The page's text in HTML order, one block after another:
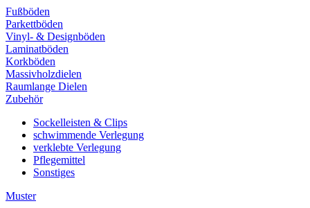
Fußböden
Parkettböden
Vinyl- & Designböden
Laminatböden
Korkböden
Massivholzdielen
Raumlange Dielen
Zubehör
Sockelleisten & Clips
schwimmende Verlegung
verklebte Verlegung
Pflegemittel
Sonstiges
Muster